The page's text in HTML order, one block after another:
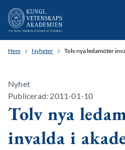
Hem Nyheter Tolv nya ledamöter
Nyhet
Publicerad: 2011-01-10
Tolv nya
invalda i